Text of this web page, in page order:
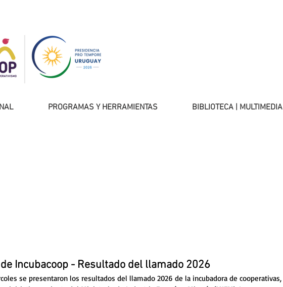
PROGRAMAS Y HERRAMIENTAS BIBLIOTECA | MULTIMEDIA
Incubacoop - Resultado del llamado 2026
se presentaron los resultados del llamado 2026 de la incubadora de cooperativas,